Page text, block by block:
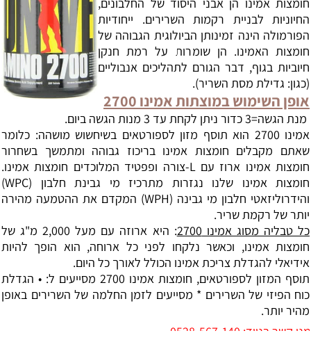
החיוניות לבניית רקמות השרירים. ייחודיות
הפורמולה הינה זמינותן הביולוגית הגבוהה של
חומצות האמינו. הן שומרות על רמת חנקן
חיוביות בגוף, דבר הגורם לתהליכים אנבוליים
(כגון: גדילת מסת השריר).
אופן השימוש במוצתות אמינו 2700
מנת הגשה=3 כדור ניתן לקחת עד 3 מנות הגשה ביום.
אמינו 2700 הוא תוסף מזון לספורטאים בשיחשוש מושהה: כלומר
שאתם מקבלים חומצות אמינו בריכוז גבוהה ומתמשך בשחרור
חומצות אמינו ארוז עם L-צורה ופפטיד המלוכדים חומצות אמינו.
חומצות אמינו שלנו נגזרות מתרכיז מי גבינת חלבון (WPC)
והידרוליזאטי חלבון מי גבינה (WPH) המקדם את ההטמעה מהירה
יותר של רקמת שריר.
כל טבליה מסוג אמינו 2700
: היא ארוזה עם מעל 2,000 מ"ג של
חומצות אמינו, וכאשר נלקחו לפני כל ארוחה, הוא הופך להיות
אידיאלי להגדלת צריכת אמינו הכולל לאורך כל היום.
תוסף המזון לספורטאים, חומצות אמינו 2700 מסייעים ל: • הגדלת
כוח הפיזי של השרירים * מסייעים לזמן החלמה של השרירים באופן
מהיר יותר.
567-140